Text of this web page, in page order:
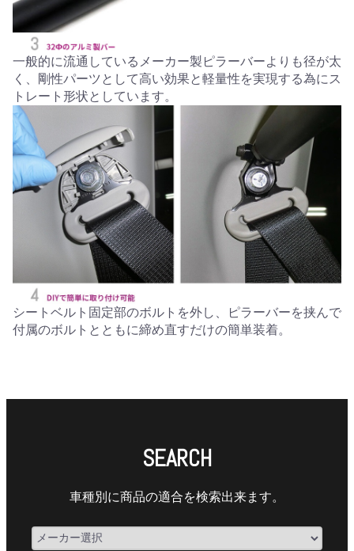
一般的に流通しているメーカー製ピラーバーよりも径が太
く、剛性パーツとして高い効果と軽量性を実現する為にス
トレート形状としています。
シートベルト固定部のボルトを外し、ピラーバーを挟んで
付属のボルトとともに締め直すだけの簡単装着。
SEARCH
車種別に商品の適合を検索出来ます。